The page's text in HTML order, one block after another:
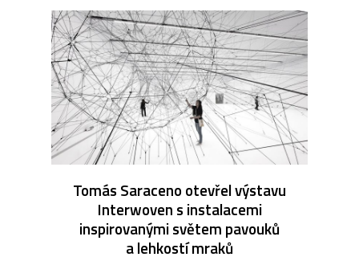
Tomás Saraceno otevřel výstavu
Interwoven s instalacemi
inspirovanými světem pavouků
a lehkostí mraků